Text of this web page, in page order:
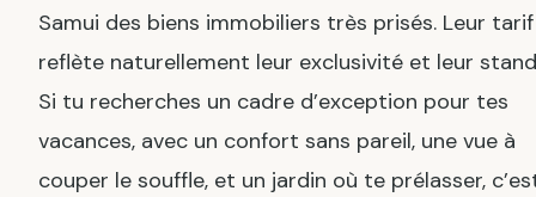
Samui des biens immobiliers très prisés. Leur tarif
reflète naturellement leur exclusivité et leur
Si tu recherches un cadre d’exception pour tes
vacances, avec un confort sans pareil, une vue à
couper le souffle, et un jardin où te prélasser,